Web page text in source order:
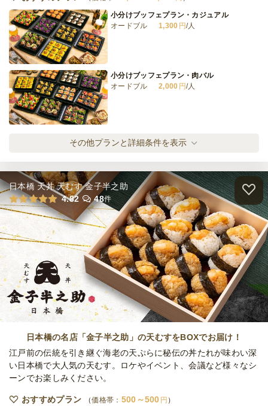
小分けブッフェプラン・カジュアル
オードブル
1,300 円/人
小分けブッフェプラン・肉バル
オードブル
2,000 円/人
オードブル
3,000円/人
GLOBARライトコース
オードブル
2,500円/人
肉バル GLOBARコース
オードブル
3,500円/人
全てのプランを見る（5件）
オードブル
締切 3日前12時
最低ご注文金額 34,000円
その他プランと詳細条件を表示
日本橋 天丼 天むす 金子半之助
4.82
48件
日本橋の名店「金子半之助」の天むすをBOXでお届け！
江戸前の伝統を引き継ぐ海老の天ぷらに秘伝の丼たれが味わい深
い日本橋で大人気の天むす。ロケやイベント、会議など様々なシ
ーンでお楽しみください。
おすすめプラン 価格帯： 500～500 円